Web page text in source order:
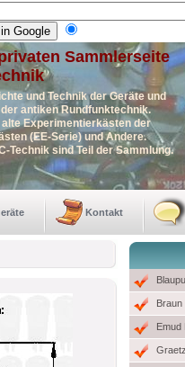
Sammlerseite
und Technik der Geräte und
antiken Rundfunktechnik.
Experimentierkästen der
(EE-Serie) und Andere.
Technik sind Teil der Sammlung.
Kontakt
Braun
Emud
Graetz